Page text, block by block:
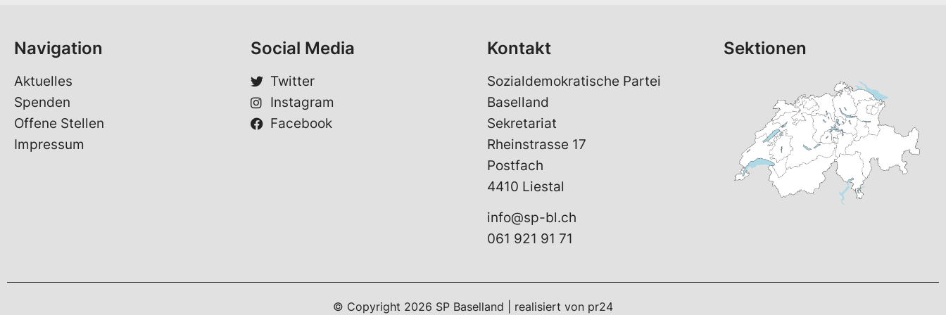
Navigation
Aktuelles
Spenden
Offene Stellen
Impressum
Social Media
Twitter
Instagram
Facebook
Kontakt
Sozialdemokratische Partei
Baselland
Sekretariat
Rheinstrasse 17
Postfach
4410 Liestal
info@sp-bl.ch
061 921 91 71
Sektionen
© Copyright 2026 SP Baselland | realisiert von pr24